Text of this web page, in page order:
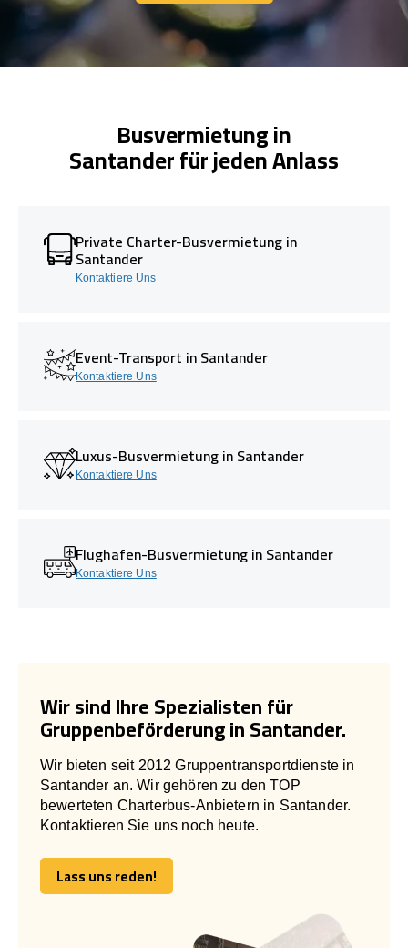
Busvermietung in
Santander für jeden Anlass
Private Charter-Busvermietung in
Santander
Kontaktiere Uns
Event-Transport in Santander
Kontaktiere Uns
Luxus-Busvermietung in Santander
Kontaktiere Uns
Flughafen-Busvermietung in Santander
Kontaktiere Uns
Wir sind Ihre Spezialisten für
Gruppenbeförderung in Santander.
Wir bieten seit 2012 Gruppentransportdienste in
Santander an. Wir gehören zu den TOP
bewerteten Charterbus-Anbietern in Santander.
Kontaktieren Sie uns noch heute.
Lass uns reden!
Lass uns reden!